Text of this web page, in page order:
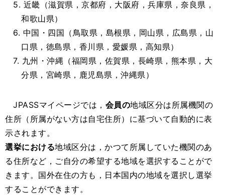
5. 近畿（滋賀県，京都府，大阪府，兵庫県，奈良県，
和歌山県）
6. 中国・四国（鳥取県，島根県，岡山県，広島県，山
口県，徳島県，香川県，愛媛県，高知県）
7. 九州・沖縄（福岡県，佐賀県，長崎県，熊本県，大
分県，宮崎県，鹿児島県，沖縄県）
JPASSマイページでは， 会員の地域区分は所属機関の
住所（所属がない方は自宅住所）に基づいて自動的に表
示されます。
選挙における地域区分は，かつて所属していた機関のあ
る住所など，ご自分の希望する地域を選択することがで
きます。国外在住の方も，日本国内の地域を選択し選挙
することができます。